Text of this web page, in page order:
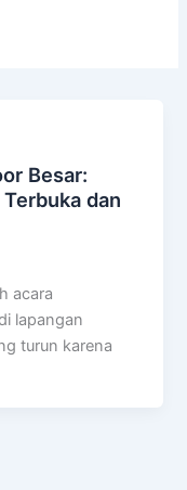
Besar:
dan
acara
lapangan
turun karena